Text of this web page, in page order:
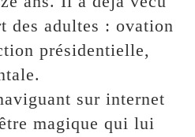
des adultes : ovation
présidentielle,
sur internet
magique qui lui